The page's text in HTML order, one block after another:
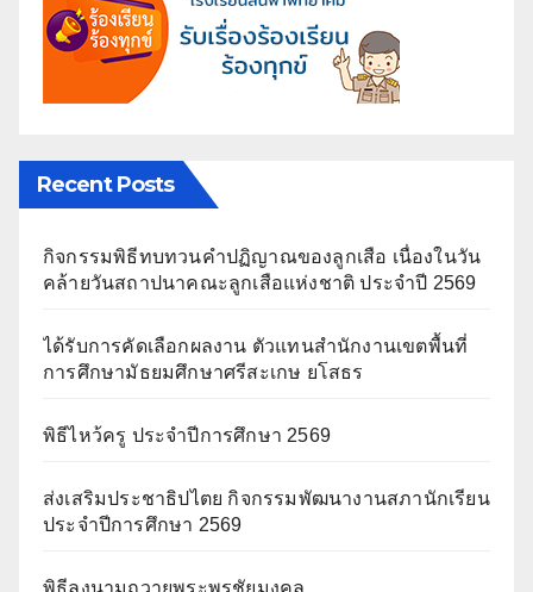
Recent Posts
กิจกรรมพิธีทบทวนคำปฏิญาณของลูกเสือ เนื่องในวัน
คล้ายวันสถาปนาคณะลูกเสือแห่งชาติ ประจำปี 2569
ได้รับการคัดเลือกผลงาน ตัวแทนสำนักงานเขตพื้นที่
การศึกษามัธยมศึกษาศรีสะเกษ ยโสธร
พิธีไหว้ครู ประจำปีการศึกษา 2569
ส่งเสริมประชาธิปไตย กิจกรรมพัฒนางานสภานักเรียน
ประจำปีการศึกษา 2569